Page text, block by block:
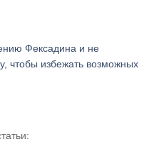
Фексадина и не
чтобы избежать возможных